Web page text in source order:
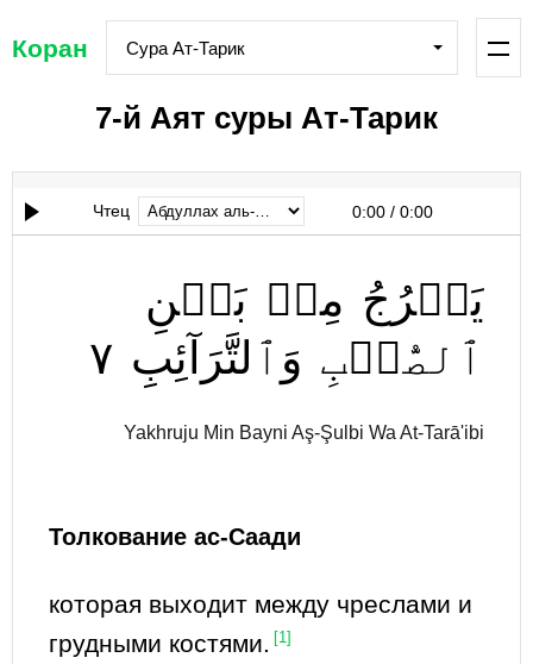
Коран Сура Ат-Тарик
7-й Аят суры Ат-Тарик
Чтец 0:00 / 0:00
يَخۡرُجُ مِنۢ بَيۡنِ
ٱلصُّلۡبِ وَٱلتَّرَآئِبِ ٧
Yakhruju Min Bayni Aş-Şulbi Wa At-Tarā'ibi
Толкование ас-Саади
которая выходит между чреслами и
грудными костями.
[1]